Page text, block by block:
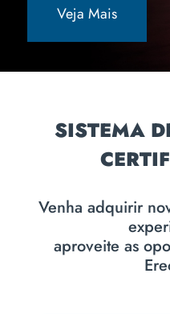
Veja Mais
SISTEMA
Venha adquirir
aproveite as